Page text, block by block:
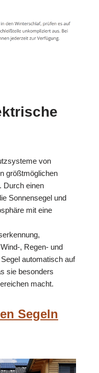
von
größtmöglichen
Durch einen
Sonnensegel und
mit eine
, Regen- und
automatisch auf
sie besonders
macht.
Segeln